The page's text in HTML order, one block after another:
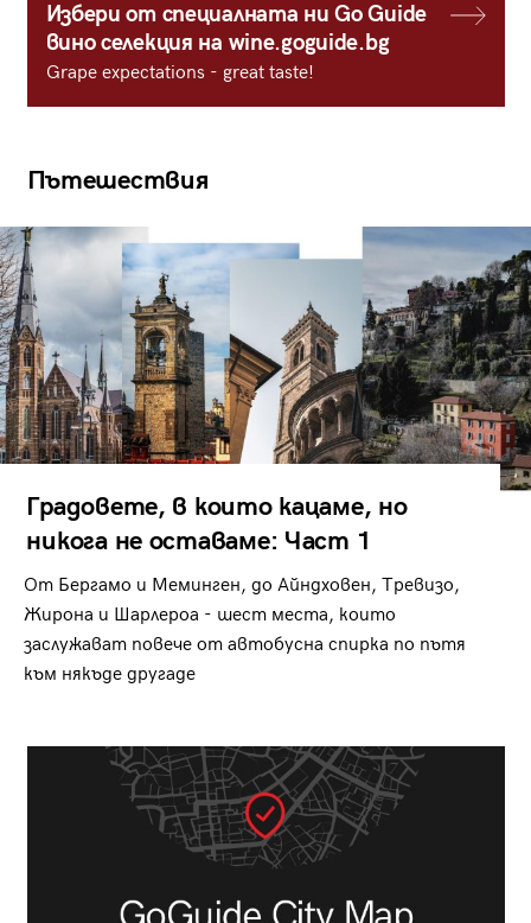
Избери от специалната ни Go Guide
вино селекция на wine.goguide.bg
Grape expectations - great taste!
Пътешествия
Градовете, в които кацаме, но
никога не оставаме: Част 1
От Бергамо и Меминген, до Айндховен, Тревизо,
Жирона и Шарлероа - шест места, които
заслужават повече от автобусна спирка по пътя
към някъде другаде